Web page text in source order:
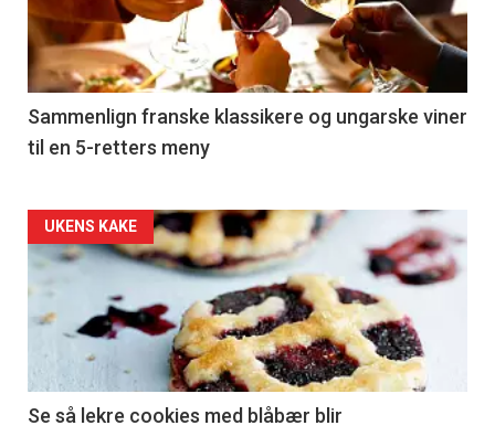
nå
-
5
Sammenlign franske klassikere og ungarske viner
til en 5-retters meny
Forsiden
akkurat
nå
6
UKENS KAKE
Se så lekre cookies med blåbær blir